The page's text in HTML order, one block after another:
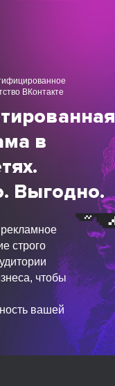
в
Выгодно.
строго
чтобы
вашей
ВКонтакте